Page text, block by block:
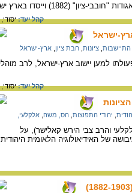
בארץ ישראל כמה מושבות.
קהל יעד:יסודי,
ישראל
התיישבות ציונות חבת ציון ארץ-ישראל
למען יישוב ארץ-ישראל, לרב
קהל יעד:יסודי,
יהודי התפוצות הס, משה אלקלעי,
והרב צבי הירש קאלישר), על
של האידיאולוגיה הלאומית